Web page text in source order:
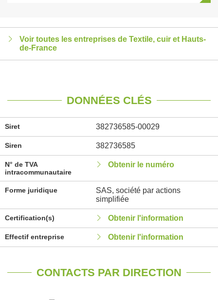
Voir toutes les entreprises de Textile, cuir et Hauts-
de-France
DONNÉES CLÉS
Siret 382736585-00029
Siren 382736585
N° de TVA
intracommunautaire
Obtenir le numéro
Forme juridique
SAS, société par actions
simplifiée
Certification(s) Obtenir l'information
Effectif entreprise Obtenir l'information
CONTACTS PAR DIRECTION